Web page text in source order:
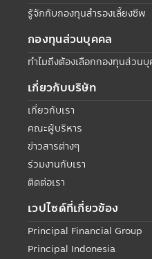
รู้จักกับกองทุนสำรองเลี้ยงชีพ
กองทุนส่วนบุคคล
ทำไมถึงต้องเลือกกองทุนส่วนบุ
เกี่ยวกับบริษัท
เกี่ยวกับเรา
คณะผู้บริหาร
ข่าวสารต่างๆ
ร่วมงานกับเรา
ติดต่อเรา
เวปไซด์ที่เกี่ยวข้อง
Principal Financial Group
Principal Indonesia